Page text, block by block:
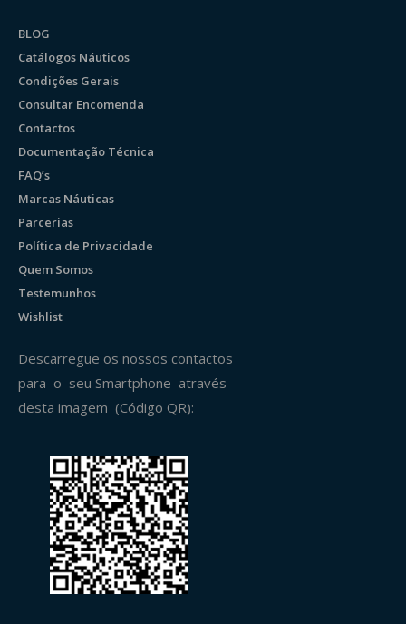
BLOG
Catálogos Náuticos
Condições Gerais
Consultar Encomenda
Contactos
Documentação Técnica
FAQ’s
Marcas Náuticas
Parcerias
Política de Privacidade
Quem Somos
Testemunhos
Wishlist
Descarregue os nossos contactos
para o seu Smartphone através
desta imagem (Código QR):